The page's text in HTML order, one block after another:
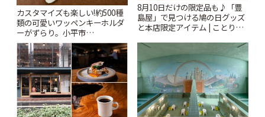
カスタマイズも楽しい!約500種
類の可愛いワッペンキーホルダ
ーがずらり。小平市
「Kimamaya T&K」 | ことりっ
ぷ
8月10日だけの限定品も♪「豊
島屋」で見つける鳩の日グッズ
と本店限定アイテム | ことりっ